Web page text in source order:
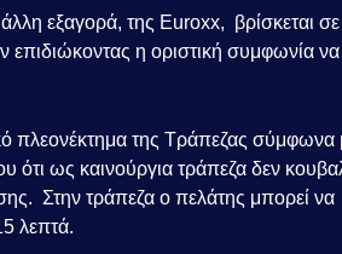
εξαγορά, της Euroxx, βρίσκεται σε
επιδιώκοντας η οριστική συμφωνία
πλεονέκτημα της Τράπεζας
ότι ως καινούργια τράπεζα δεν
Στην τράπεζα ο πελάτης μπορεί
λεπτά.